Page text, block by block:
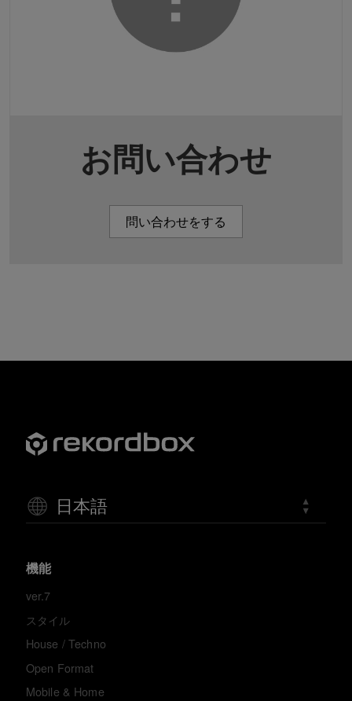
お問い合わせ
問い合わせをする
日本語
機能
ver.7
スタイル
House / Techno
Open Format
Mobile & Home